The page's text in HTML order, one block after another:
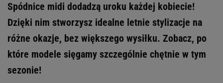
Spódnice midi dodadzą uroku każdej kobiecie!
Dzięki nim stworzysz idealne letnie stylizacje na
różne okazje, bez większego wysiłku. Zobacz, po
które modele sięgamy szczególnie chętnie w tym
sezonie!